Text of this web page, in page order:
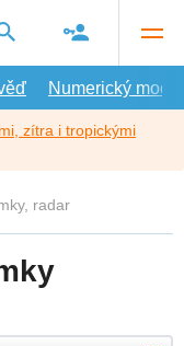
Numerický model
zítra i tropickými
radar